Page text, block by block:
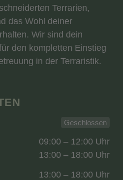
Terrarien,
das Wohl deiner
Wir sind dein
den kompletten Einstieg
in der Terraristik.
Geschlossen
09:00 – 12:00 Uhr
13:00 – 18:00 Uhr
13:00 – 18:00 Uhr